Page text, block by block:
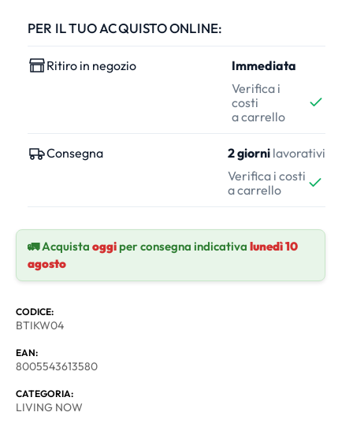
PER IL TUO ACQUISTO ONLINE:
Ritiro in negozio
Immediata
Verifica i
costi
a carrello
Consegna 2 giorni lavorativi
Verifica i costi
a carrello
🚛 Acquista oggiper consegna indicativa lunedì 10
agosto
CODICE:
BTIKW04
EAN:
8005543613580
CATEGORIA:
LIVING NOW